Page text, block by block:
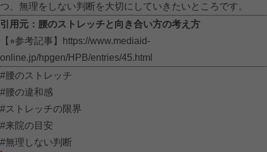
つ、無理をしない判断を大切にしていきたいところです。
引用元：腰のストレッチと向き合い方の考え方
【⭐︎参考記事】
https://www.mediaid-
online.jp/hpgen/HPB/entries/45.html
#腰のストレッチ
#腰の違和感
#ストレッチの限界
#来院の目安
#無理しない判断